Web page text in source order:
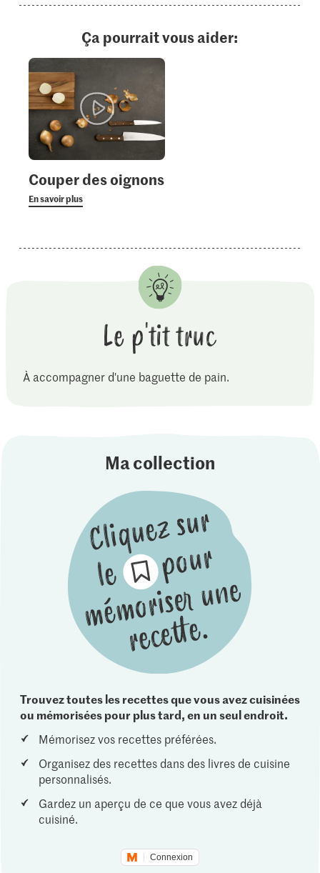
Ça pourrait vous aider:
Couper des oignons
En savoir plus
Le p'tit truc
À accompagner d'une baguette de pain.
Ma collection
Trouvez toutes les recettes que vous avez cuisinées
ou mémorisées pour plus tard, en un seul endroit.
Mémorisez vos recettes préférées.
Organisez des recettes dans des livres de cuisine
personnalisés.
Gardez un aperçu de ce que vous avez déjà
cuisiné.
Connexion